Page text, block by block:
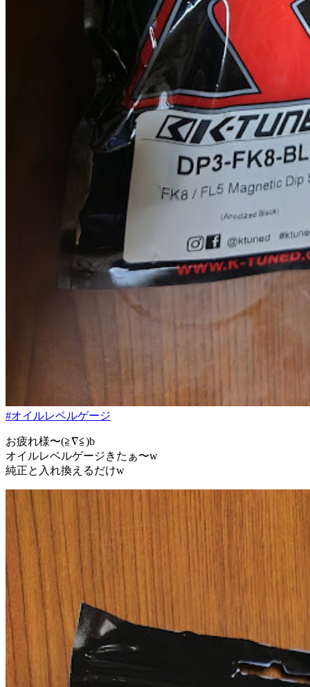
#オイルレベルゲージ
お疲れ様〜(≧∇≦)b
オイルレベルゲージきたぁ〜w
純正と入れ換えるだけw